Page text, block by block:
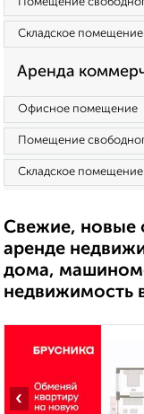
Складское помещение
Аренда
Офисное помещение
Помещение
Складское помещение
Свежие, новые
аренде
дома,
недвижимость
‹